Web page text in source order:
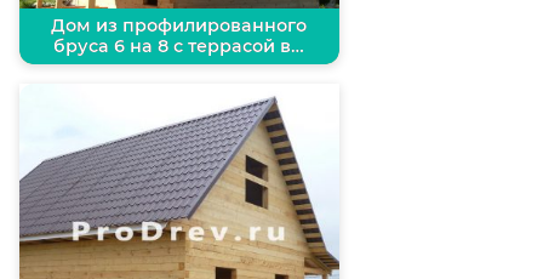
Дом из профилированного
бруса 6 на 8 с террасой в…